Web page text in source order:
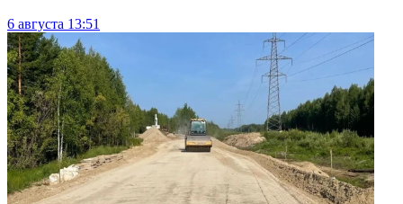
6 августа 13:51